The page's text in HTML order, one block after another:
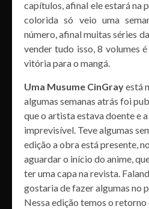
capítulos, afinal ele estará na
colorida só veio uma
número, afinal muitas séries
vender tudo isso, 8 volumes
vitória para o mangá.
Uma Musume CinGrayestá
algumas semanas atrás foi
que o artista estava doente e
imprevisível. Teve algumas
edição a obra está presente,
aguardar o início do anime,
ter uma capa na revista.
gostaria de fazer algumas no
Nessa edição temos o retorno